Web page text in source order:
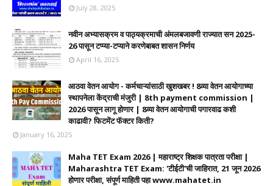
July 28, 2025
नवीन अभ्यासक्रम व पाठ्यक्रमाची अंमलबजावणी राज्यात सन 2025-
26 पासून टप्प्या-टप्याने करणेबाबत शासन निर्णय
April 16, 2025
आठवा वेतन आयोग - कर्मचाऱ्यांसाठी खुशखबर ! 8व्या वेतन आयोगाच्या
स्थापनेला केंद्राची मंजुरी | 8th payment commission |
2026 पासून लागू होणार | 8व्या वेतन आयोगाची पगारवाढ कशी
काढावी? फिटमेंट फॅक्टर किती?
January 16, 2025
Maha TET Exam 2026 | महाराष्ट्र शिक्षक पात्रता परीक्षा |
Maharashtra TET Exam: 'टीईटी'ची जाहिरात, 21 जून 2026
होणार परीक्षा, संपूर्ण माहिती पहा www.mahatet.in